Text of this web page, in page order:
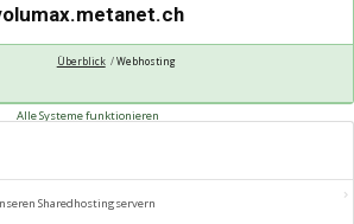
Überblick Webhosting
Alle Systeme funktionieren
Sharedhostingservern